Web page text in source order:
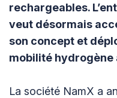
rechargeables.
veut désormais
son concept et
mobilité hydrogène
La société NamX a